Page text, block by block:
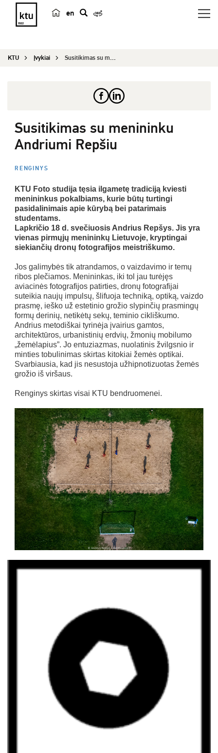
en
e
KTU Įvykiai Susitikimas su menininku Andriumi Repšiu
Susitikimas su menininku
Andriumi Repšiu
RENGINYS
KTU Foto studija tęsia ilgametę tradiciją kviesti
menininkus pokalbiams, kurie būtų turtingi
pasidalinimais apie kūrybą bei patarimais
studentams.
Lapkričio 18 d. svečiuosis Andrius Repšys. Jis yra
vienas pirmųjų menininkų Lietuvoje, kryptingai
siekiančių dronų fotografijos meistriškumo.
Jos galimybės tik atrandamos, o vaizdavimo ir temų
ribos plečiamos. Menininkas, iki tol jau turėjęs
aviacinės fotografijos patirties, dronų fotografijai
suteikia naujų impulsų, šlifuoja techniką, optiką, vaizdo
prasmę, ieško už estetinio grožio slypinčių prasmingų
formų derinių, netikėtų sekų, teminio cikliškumo.
Andrius metodiškai tyrinėja įvairius gamtos,
architektūros, urbanistinių erdvių, žmonių mobilumo
„žemėlapius”. Jo entuziazmas, nuolatinis žvilgsnio ir
minties tobulinimas skirtas kitokiai žemės optikai.
Svarbiausia, kad jis nesustoja užhipnotizuotas žemės
grožio iš viršaus.
Renginys skirtas visai KTU bendruomenei.